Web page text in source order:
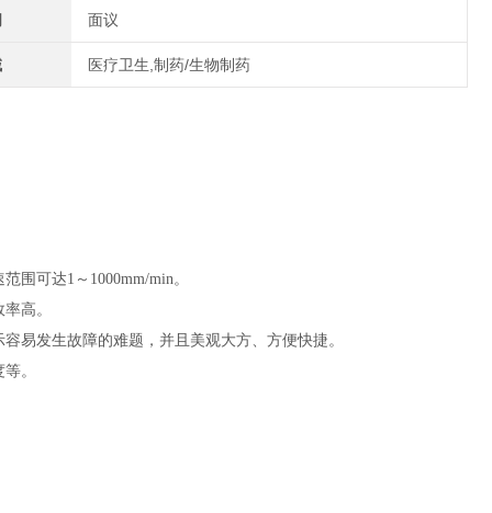
面议
医疗卫生,制药/生物制药
围可达1～1000mm/min。
高。
易发生故障的难题，并且美观大方、方便快捷。
。